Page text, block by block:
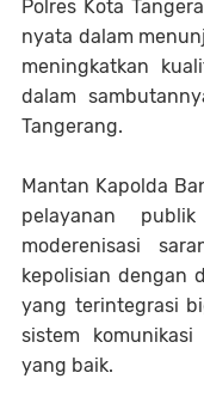
Polres Kota
nyata dalam
meningkatkan
dalam
Tangerang.
Mantan Kapolda
pelayanan
moderenisasi
kepolisian dengan
yang terintegrasi
sistem
yang baik.